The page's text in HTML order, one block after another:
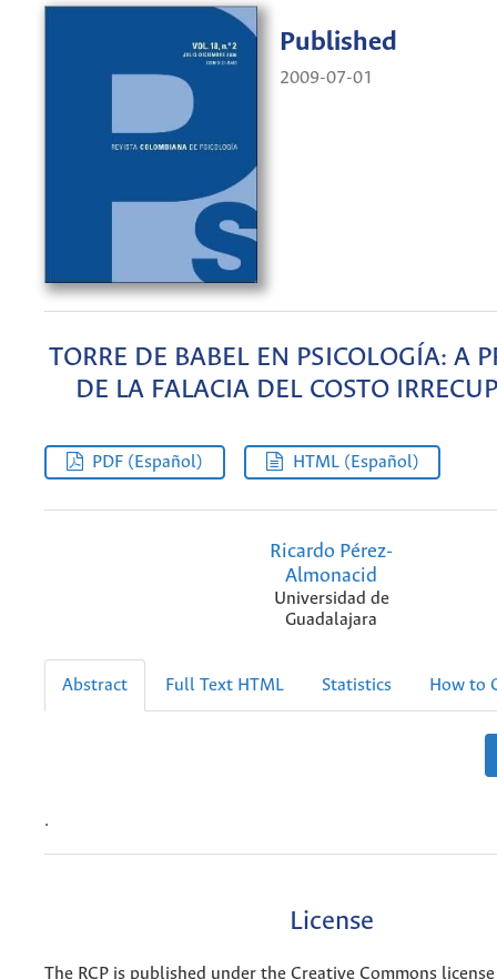
Published
2009-07-01
TORRE DE BABEL EN PSICOLOGÍA: A
DE LA FALACIA DEL COSTO
PDF (Español) HTML (Español)
Ricardo Pérez-
Almonacid
Universidad de
Guadalajara
Abstract Full Text HTML Statistics How to
.
License
The RCP is published under the Creative Commons